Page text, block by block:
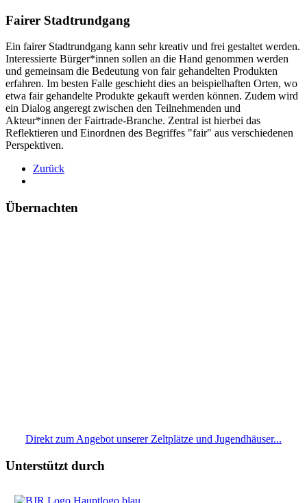
Fairer Stadtrundgang
Ein fairer Stadtrundgang kann sehr kreativ und frei gestaltet werden.
Interessierte Bürger*innen sollen an die Hand genommen werden
und gemeinsam die Bedeutung von fair gehandelten Produkten
erfahren. Im besten Falle geschieht dies an beispielhaften Orten, wo
etwa fair gehandelte Produkte gekauft werden können. Zudem wird
ein Dialog angeregt zwischen den Teilnehmenden und
Akteur*innen der Fairtrade-Branche. Zentral ist hierbei das
Reflektieren und Einordnen des Begriffes "fair" aus verschiedenen
Perspektiven.
Zurück
Übernachten
Direkt zum Angebot unserer Zeltplätze und Jugendhäuser...
Unterstützt durch